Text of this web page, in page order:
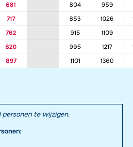
681 804 959
717 853 1026
762 915 1109
820 995 1217
897 1101 1360
te wijzigen.